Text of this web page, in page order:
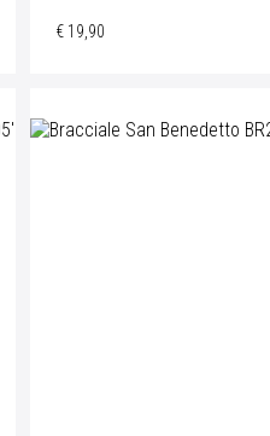
€ 19,90